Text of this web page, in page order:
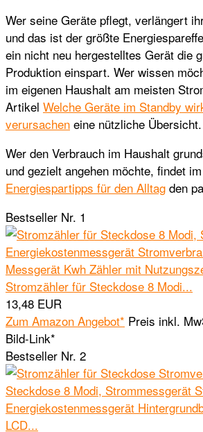
Wer seine Geräte pflegt, verlängert
und das ist der größte
ein nicht neu hergestelltes Gerät die
Produktion einspart. Wer wissen
im eigenen Haushalt am meisten
Artikel Welche Geräte im Standby
verursachen eine nützliche Übersicht.
Wer den Verbrauch im Haushalt
und gezielt angehen möchte, findet
Energiespartipps für den Alltag den
Bestseller Nr. 1
Stromzähler für Steckdose 8 Modi...
13,48 EUR
Zum Amazon Angebot* Preis inkl.
Bild-Link*
Bestseller Nr. 2